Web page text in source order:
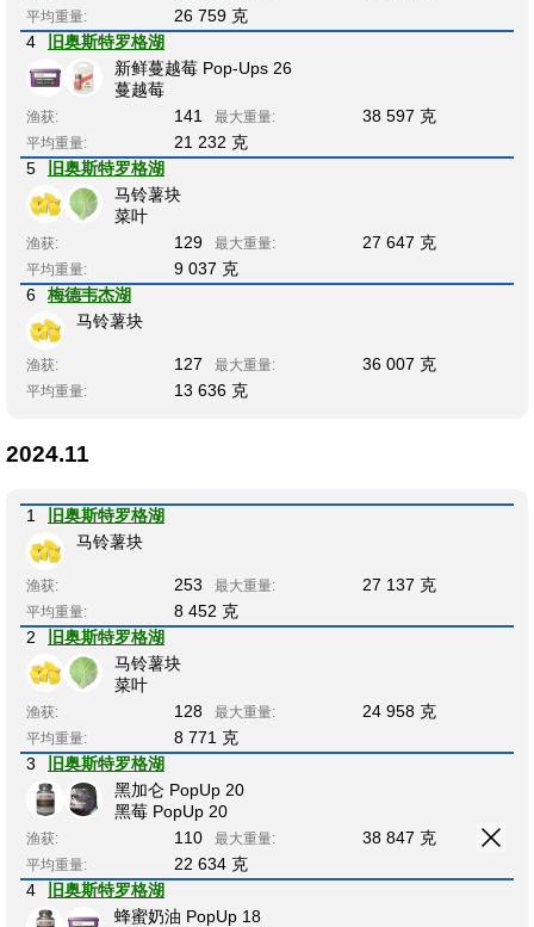
平均重量:
26 759 克
4
旧奥斯特罗格湖
新鲜蔓越莓 Pop-Ups 26
蔓越莓
渔获: 141 最大重量: 38 597 克
平均重量:
21 232 克
5
旧奥斯特罗格湖
马铃薯块
菜叶
渔获: 129 最大重量: 27 647 克
平均重量:
9 037 克
6
梅德韦杰湖
马铃薯块
渔获: 127 最大重量: 36 007 克
平均重量: 13 636 克
2024.11
1
旧奥斯特罗格湖
马铃薯块
渔获: 253 最大重量: 27 137 克
平均重量:
8 452 克
2
旧奥斯特罗格湖
马铃薯块
菜叶
渔获: 128 最大重量: 24 958 克
平均重量:
8 771 克
3
旧奥斯特罗格湖
黑加仑 PopUp 20
黑莓 PopUp 20
渔获: 110 最大重量: 38 847 克
平均重量:
22 634 克
4
旧奥斯特罗格湖
蜂蜜奶油 PopUp 18